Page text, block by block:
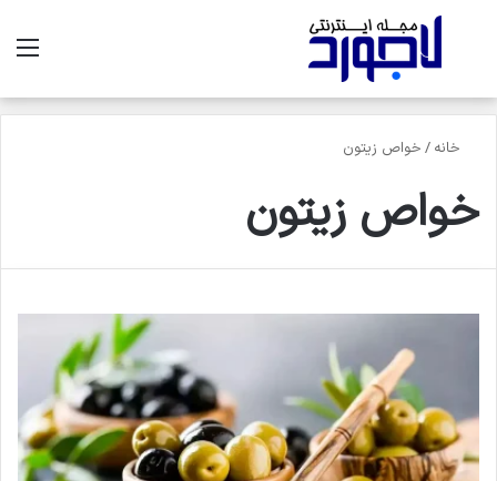
جستجو برای
خانه / خواص زیتون
خواص زیتون